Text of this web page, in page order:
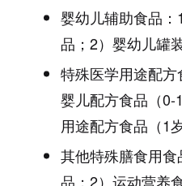
婴幼儿辅助食品
品；2）婴幼儿罐
特殊医学用途配
婴儿配方食品（0-
用途配方食品（1
其他特殊膳食用
品；2）运动营养